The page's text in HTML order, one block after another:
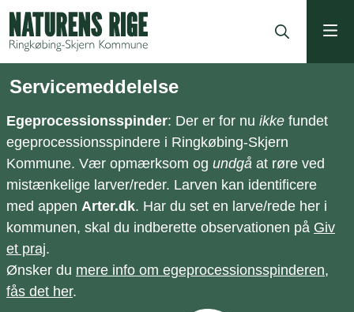
Servicemeddelelse
Egeprocessionsspinder: Der er for nu ikke fundet
egeprocessionsspindere i Ringkøbing-Skjern
Kommune. Vær opmærksom og undgå at røre ved
mistænkelige larver/reder. Larven kan identificere
med appen Arter.dk. Har du set en larve/rede her i
kommunen, skal du indberette observationen på Giv
et praj.
Ønsker du mere info om egeprocessionsspinderen,
fås det her.